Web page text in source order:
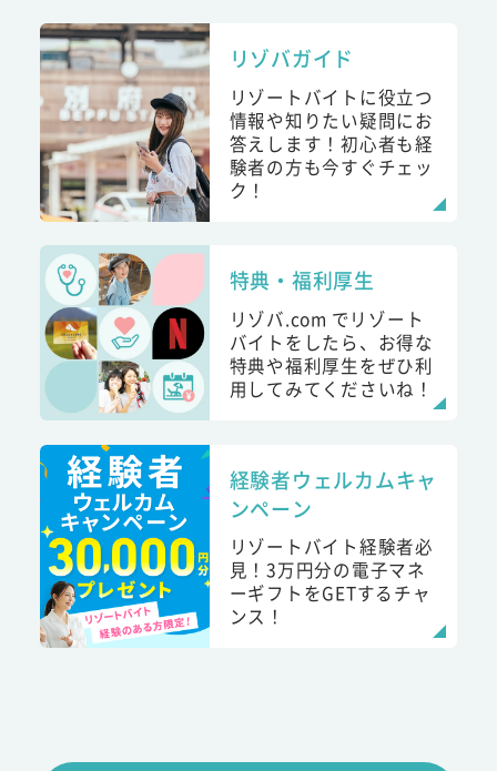
リゾバガイド
リゾートバイトに役立つ
情報や知りたい疑問にお
答えします！初心者も経
験者の方も今すぐチェッ
ク！
特典・福利厚生
リゾバ.com でリゾート
バイトをしたら、お得な
特典や福利厚生をぜひ利
用してみてくださいね！
経験者ウェルカムキャ
ンペーン
リゾートバイト経験者必
見！3万円分の電子マネ
ーギフトをGETするチャ
ンス！